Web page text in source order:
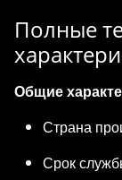
Полные
Общие
Страна
Срок